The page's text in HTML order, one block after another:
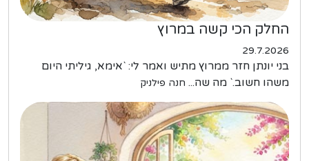
החלק הכי קשה במרוץ
29.7.2026
בני יונתן חזר ממרוץ מתיש ואמר לי: `אימא, גיליתי היום
משהו חשוב.` מה שה... חנה פילניק